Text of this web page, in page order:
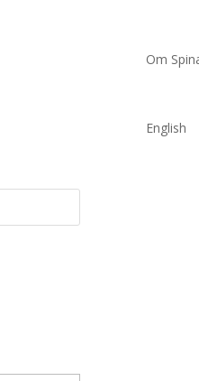
Om
English